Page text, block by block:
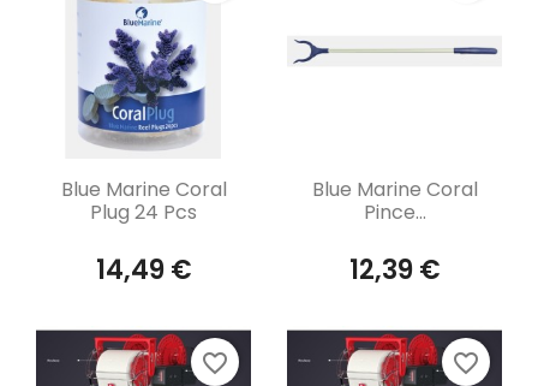
Aperçu rapide
Blue Marine Coral
Plug 24 Pcs
14,49 €
Aperçu rapide
Blue Marine Coral
Pince...
12,39 €
favorite_border favorite_border